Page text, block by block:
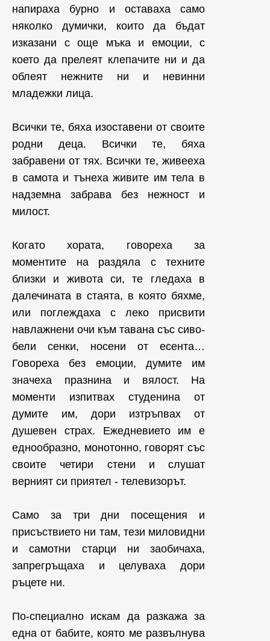
напираха бурно и оставаха само
няколко думички, които да бъдат
изказани с още мъка и емоции, с
което да прелеят клепачите ни и да
облеят нежните ни и невинни
младежки лица.
Всички те, бяха изоставени от своите
родни деца. Всички те, бяха
забравени от тях. Всички те, живееха
в самота и тънеха живите им тела в
надземна забрава без нежност и
милост.
Когато хората, говореха за
моментите на раздяла с техните
близки и живота си, те гледаха в
далечината в стаята, в която бяхме,
или поглеждаха с леко присвити
навлажнени очи към тавана със сиво-
бели сенки, носени от есента…
Говореха без емоции, думите им
значеха празнина и вялост. На
моменти изпитвах студенина от
думите им, дори изтръпвах от
душевен страх. Ежедневието им е
еднообразно, монотонно, говорят със
своите четири стени и слушат
верният си приятел - телевизорът.
Само за три дни посещения и
присъствието ни там, тези миловидни
и самотни старци ни заобичаха,
запрегръщаха и целуваха дори
ръцете ни.
По-специално искам да разкажа за
една от бабите, която ме развълнува